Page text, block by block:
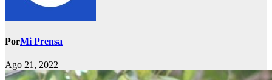
PorMi Prensa
Ago 21, 2022